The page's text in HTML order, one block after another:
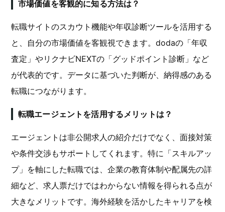
市場価値を客観的に知る方法は？
転職サイトのスカウト機能や年収診断ツールを活用する
と、自分の市場価値を客観視できます。dodaの「年収
査定」やリクナビNEXTの「グッドポイント診断」など
が代表的です。データに基づいた判断が、納得感のある
転職につながります。
転職エージェントを活用するメリットは？
エージェントは非公開求人の紹介だけでなく、面接対策
や条件交渉もサポートしてくれます。特に「スキルアッ
プ」を軸にした転職では、企業の教育体制や配属先の詳
細など、求人票だけではわからない情報を得られる点が
大きなメリットです。海外経験を活かしたキャリアを検